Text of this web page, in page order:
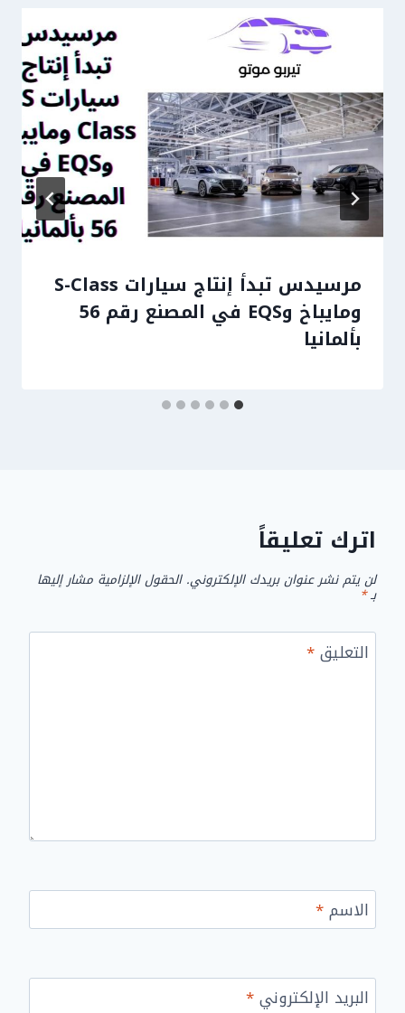
مرسيدس تبدأ إنتاج سيارات S-Class
ومايباخ وEQS في المصنع رقم 56
بألمانيا
اترك تعليقاً
لن يتم نشر عنوان بريدك الإلكتروني. الحقول الإلزامية مشار إليها
بـ*
التعليق*
الاسم*
البريد الإلكتروني*